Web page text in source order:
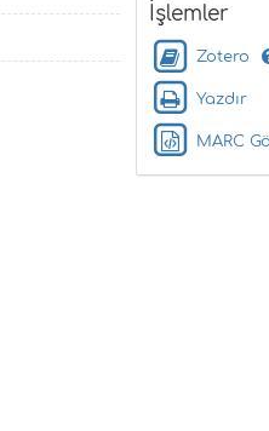
İşlemler
Zotero
Yazdır
MARC